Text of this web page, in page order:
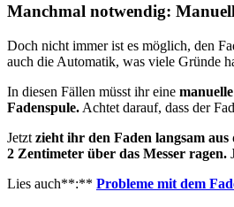
Manchmal notwendig:
Doch nicht immer ist es möglich, den
auch die Automatik, was viele Gründe
In diesen Fällen müsst ihr eine
Fadenspule. Achtet darauf, dass der
Jetzt zieht ihr den Faden langsam aus
2 Zentimeter über das Messer ragen.
Lies auch**:** Probleme mit dem